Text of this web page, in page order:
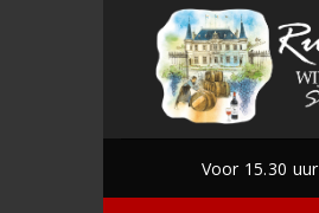
Voor 15.30